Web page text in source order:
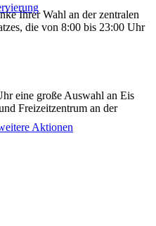
Ihrer Wahl an der zentralen
die von 8:00 bis 23:00 Uhr
eine große Auswahl an Eis
Freizeitzentrum an der
Aktionen